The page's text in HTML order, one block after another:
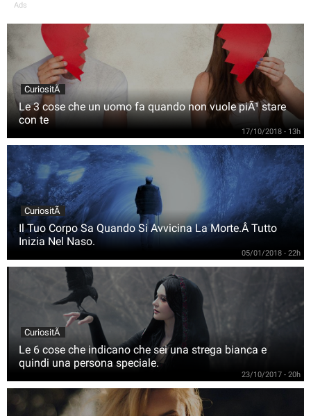
Ads
CuriositÃ
Le 3 cose che un uomo fa quando non vuole piÃ¹ stare
con te
17/10/2018 - 13h
CuriositÃ
Il Tuo Corpo Sa Quando Si Avvicina La Morte.Â Tutto
Inizia Nel Naso.
05/01/2018 - 22h
CuriositÃ
Le 6 cose che indicano che sei una strega bianca e
quindi una persona speciale.
23/10/2017 - 20h